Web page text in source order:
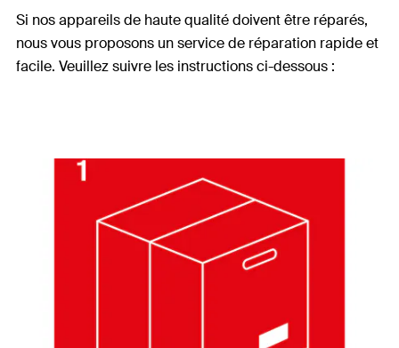
Si nos appareils de haute qualité doivent être réparés,
nous vous proposons un service de réparation rapide et
facile. Veuillez suivre les instructions ci-dessous :